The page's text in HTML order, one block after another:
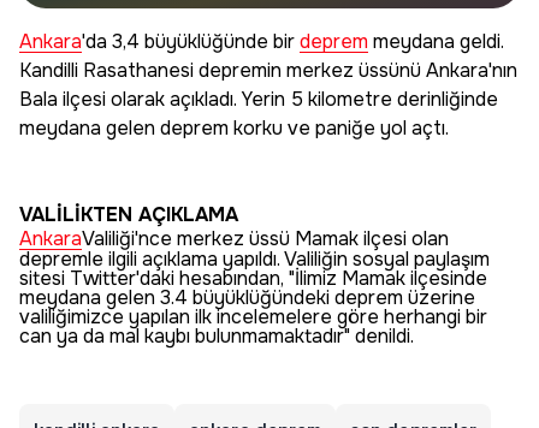
Edin
Ankara'da 3,4 büyüklüğünde birdeprem meydana geldi.
Kandilli Rasathanesi depremin merkez üssünü Ankara'nın
Bala ilçesi olarak açıkladı. Yerin 5 kilometre derinliğinde
meydana gelen deprem korku ve paniğe yol açtı.
VALİLİKTEN AÇIKLAMA
AnkaraValiliği'nce merkez üssü Mamak ilçesi olan
depremle ilgili açıklama yapıldı. Valiliğin sosyal paylaşım
sitesi Twitter'daki hesabından, "İlimiz Mamak ilçesinde
meydana gelen 3.4 büyüklüğündeki deprem üzerine
valiliğimizce yapılan ilk incelemelere göre herhangi bir
can ya da mal kaybı bulunmamaktadır" denildi.